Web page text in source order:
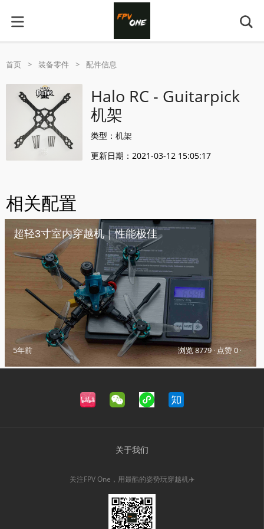
首页 > 装备零件 > 配件信息
Halo RC - Guitarpick
机架
类型：机架
更新日期：2021-03-12 15:05:17
相关配置
超轻3寸室内穿越机｜性能极佳
5年前 浏览 8779· 点赞 0 ·
关于我们
关注FPV One，用最酷的姿势玩穿越机✈️